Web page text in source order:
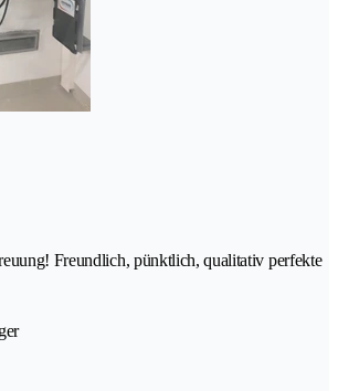
Freundlich, pünktlich, qualitativ perfekte